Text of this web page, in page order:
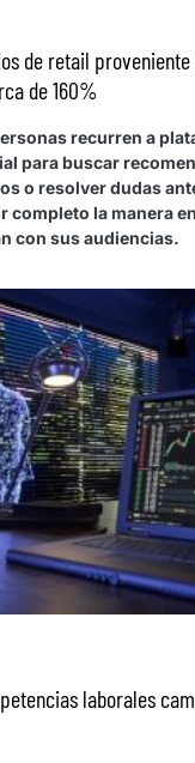
de retail
de 160%
recurren a
para buscar
o resolver dudas
la manera
con sus audiencias.
laborales